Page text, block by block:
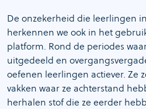
De onzekerheid die leerlingen
herkennen we ook in het
platform. Rond de periodes
uitgedeeld en
oefenen leerlingen actiever. Ze
vakken waar ze achterstand
herhalen stof die ze eerder